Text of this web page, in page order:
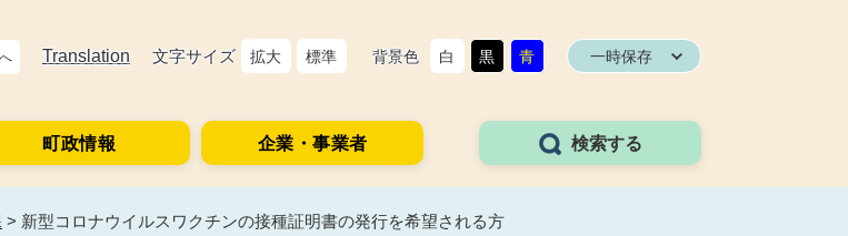
Translation 文字サイズ 拡大 標準 背景色 白 黒 青 一時保存
町政情報 企業・事業者 検索する
> 新型コロナウイルスワクチンの接種証明書の発行を希望される方